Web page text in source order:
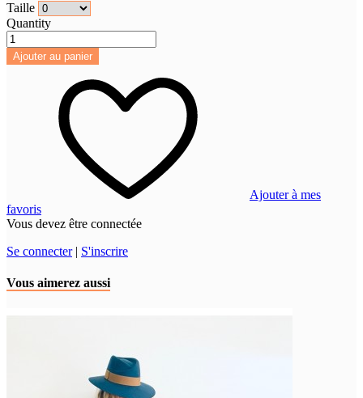
Taille
Quantity
Ajouter au panier
Ajouter à mes
favoris
Vous devez être connectée
Se connecter| S'inscrire
Vous aimerez aussi